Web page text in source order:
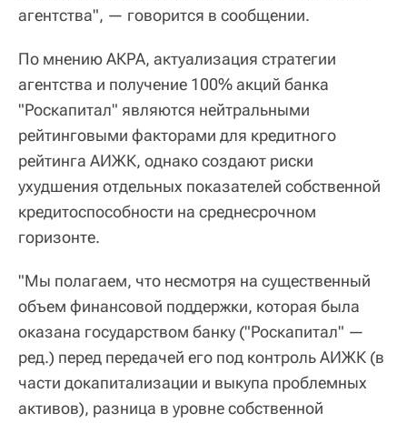
агентства", — говорится в сообщении.
По мнению АКРА, актуализация стратегии
агентства и получение 100% акций банка
"Роскапитал" являются нейтральными
рейтинговыми факторами для кредитного
рейтинга АИЖК, однако создают риски
ухудшения отдельных показателей собственной
кредитоспособности на среднесрочном
горизонте.
"Мы полагаем, что несмотря на существенный
объем финансовой поддержки, которая была
оказана государством банку ("Роскапитал" —
ред.) перед передачей его под контроль АИЖК (в
части докапитализации и выкупа проблемных
активов), разница в уровне собственной